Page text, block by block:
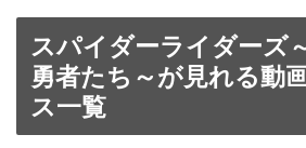
スパイダーライダーズ
勇者たち～が見れる動
ス一覧